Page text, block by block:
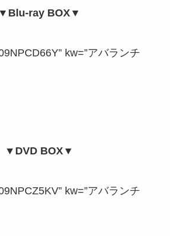
▼Blu-ray BOX▼
kw=”アバランチ
▼DVD BOX▼
kw=”アバランチ